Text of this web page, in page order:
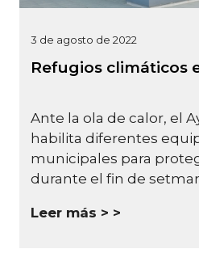
3 de agosto de 2022
Refugios climáticos
Ante la ola de calor, el
habilita diferentes
municipales para
durante el fin de
Leer más >